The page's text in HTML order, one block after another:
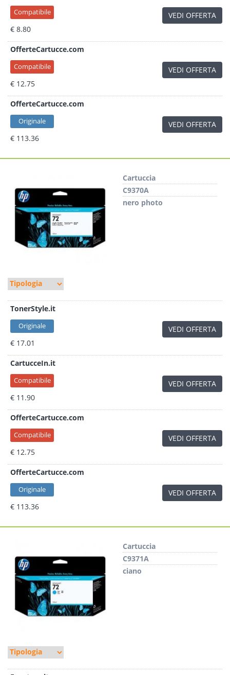
Compatibile
€ 8.80
VEDI OFFERTA
OfferteCartucce.com
Compatibile
€ 12.75
VEDI OFFERTA
OfferteCartucce.com
Originale
€ 113.36
VEDI OFFERTA
Cartuccia
C9370A
nero photo
TonerStyle.it
Originale
€ 17.01
VEDI OFFERTA
CartucceIn.it
Compatibile
€ 11.90
VEDI OFFERTA
OfferteCartucce.com
Compatibile
€ 12.75
VEDI OFFERTA
OfferteCartucce.com
Originale
€ 113.36
VEDI OFFERTA
Cartuccia
C9371A
ciano